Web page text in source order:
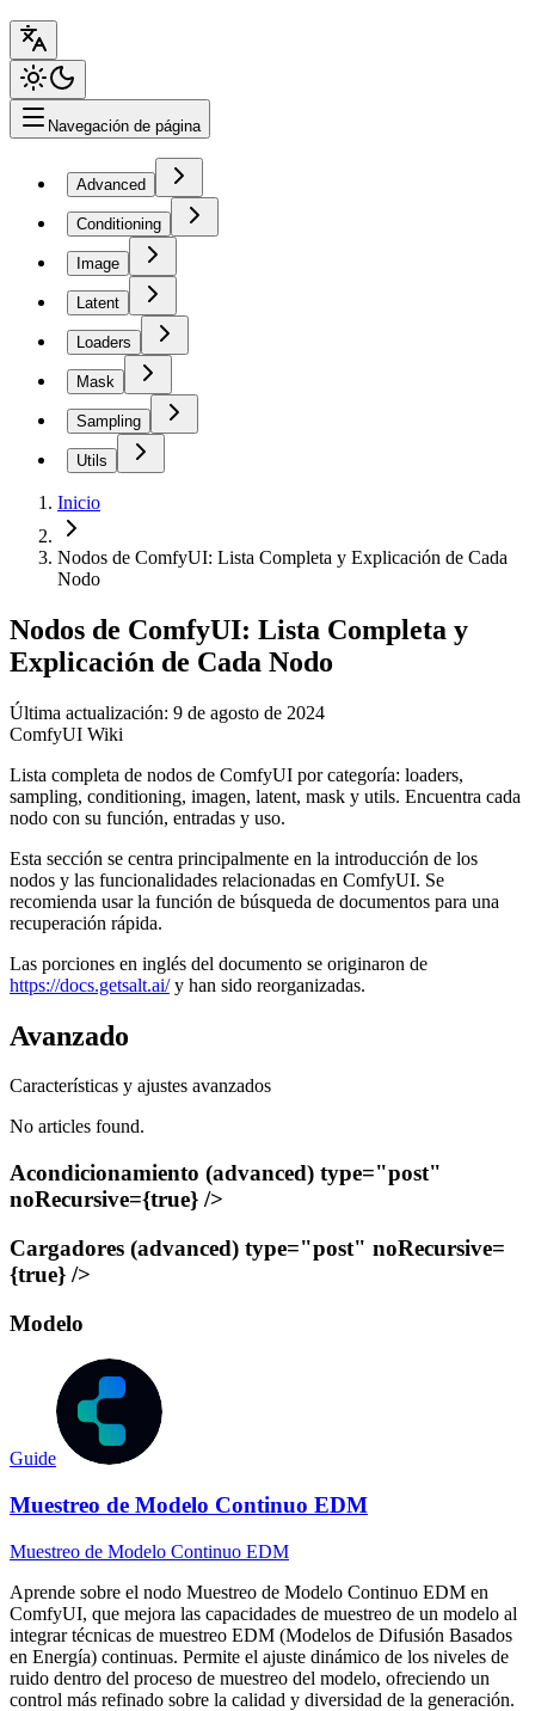
Navegación de página
Advanced
Conditioning
Image
Latent
Loaders
Mask
Sampling
Utils
Inicio
Nodos de ComfyUI: Lista Completa y Explicación de Cada
Nodo
Nodos de ComfyUI: Lista Completa y
Explicación de Cada Nodo
Última actualización: 9 de agosto de 2024
ComfyUI Wiki
Lista completa de nodos de ComfyUI por categoría: loaders,
sampling, conditioning, imagen, latent, mask y utils. Encuentra cada
nodo con su función, entradas y uso.
Esta sección se centra principalmente en la introducción de los
nodos y las funcionalidades relacionadas en ComfyUI. Se
recomienda usar la función de búsqueda de documentos para una
recuperación rápida.
Las porciones en inglés del documento se originaron de
https://docs.getsalt.ai/y han sido reorganizadas.
Avanzado
Características y ajustes avanzados
No articles found.
Acondicionamiento (advanced) type="post"
noRecursive={true} />
Cargadores (advanced) type="post" noRecursive=
{true} />
Modelo
Guide
Muestreo de Modelo Continuo EDM
Muestreo de Modelo Continuo EDM
Aprende sobre el nodo Muestreo de Modelo Continuo EDM en
ComfyUI, que mejora las capacidades de muestreo de un modelo al
integrar técnicas de muestreo EDM (Modelos de Difusión Basados
en Energía) continuas. Permite el ajuste dinámico de los niveles de
ruido dentro del proceso de muestreo del modelo, ofreciendo un
control más refinado sobre la calidad y diversidad de la generación.